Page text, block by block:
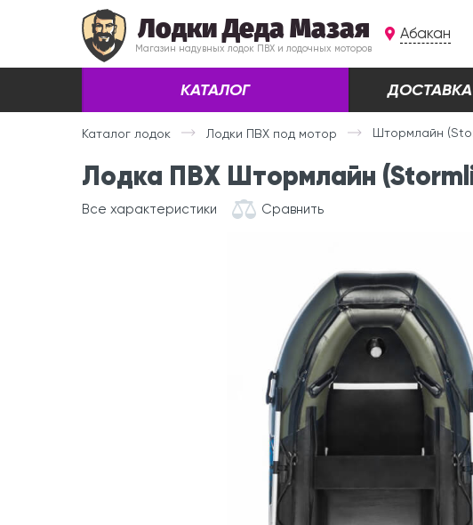
Лодки Деда Мазая
Магазин надувных лодок ПВХ и лодочных моторов
Абакан
КАТАЛОГ ДОСТАВКА
Каталог лодок Лодки ПВХ под мотор Штормлайн
Лодка ПВХ Штормлайн
Все характеристики Сравнить